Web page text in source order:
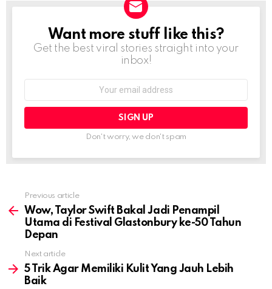
NEWSLETTER
Want more stuff like this?
Get the best viral stories straight into your
inbox!
Don't worry, we don't spam
more
Previous article
Wow, Taylor Swift Bakal Jadi Penampil
Utama di Festival Glastonbury ke-50 Tahun
Depan
Next article
5 Trik Agar Memiliki Kulit Yang Jauh Lebih
Baik